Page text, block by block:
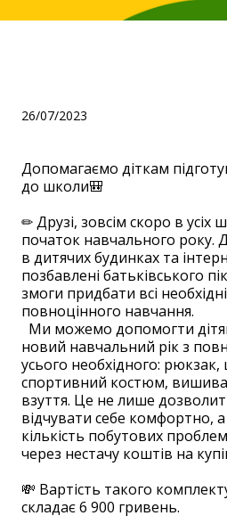
26/07/2023
Допомагаємо діткам
до школи🎒
✏ Друзі, зовсім скоро в усіх
початок навчального року.
в дитячих будинках та
позбавлені батьківського
змоги придбати всі
повноцінного навчання.
Ми можемо допомогти
новий навчальний рік з
усього необхідного:
спортивний костюм,
взуття. Це не лише
відчувати себе комфортно,
кількість побутових
через нестачу коштів на
💸 Вартість такого
складає 6 900 гривень.